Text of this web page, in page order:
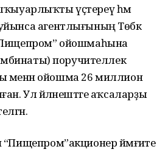
үҫтереү һәм
агентлығының Төбәк
ойошмаһына
поручителлек
менән ойошма 26 миллион
Ул әйләнештәге аҡсаларҙы
йәмғиәте